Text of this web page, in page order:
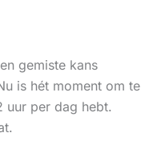
gemiste kans
is hét moment om te
uur per dag hebt.